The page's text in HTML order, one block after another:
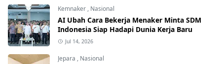
Kemnaker , Nasional
AI Ubah Cara Bekerja Menaker Minta SDM
Indonesia Siap Hadapi Dunia Kerja Baru
Jul 14, 2026
Jepara , Nasional